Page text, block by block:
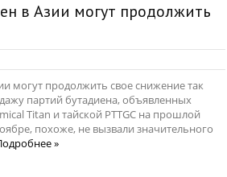
в Азии могут продолжить
могут продолжить свое снижение так
партий бутадиена, объявленных
Titan и тайской PTTGC на прошлой
похоже, не вызвали значительного
»